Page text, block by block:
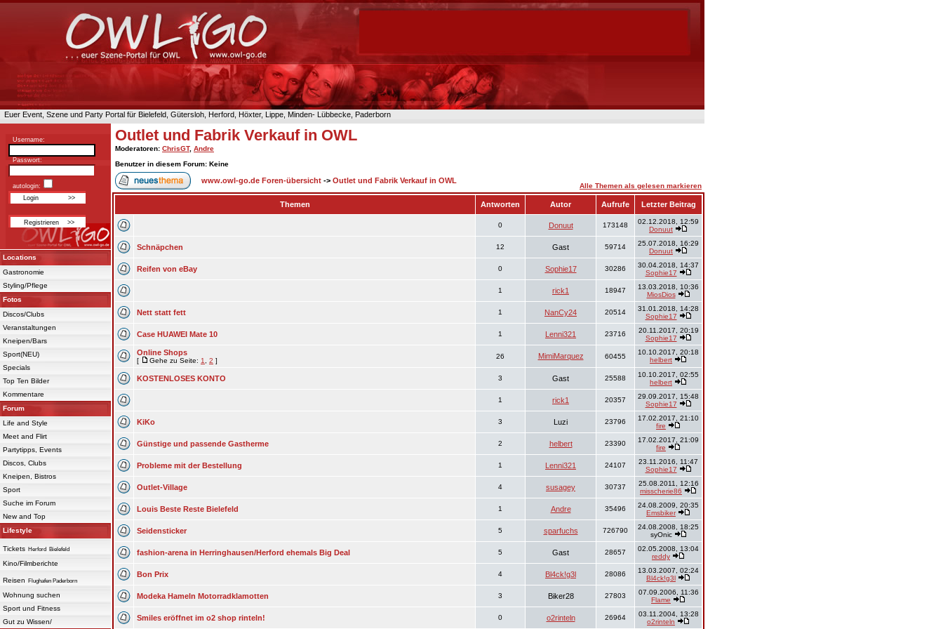
Euer Event, Szene und Party Portal für Bielefeld, Gütersloh, Herford, Höxter, Lippe, Minden- Lübbecke, Paderborn
Username:
Passwort:
autologin:
Locations
Gastronomie
Styling/Pflege
Fotos
Discos/Clubs
Veranstaltungen
Kneipen/Bars
Sport(NEU)
Specials
Top Ten Bilder
Kommentare
Forum
Life and Style
Meet and Flirt
Partytipps, Events
Discos, Clubs
Kneipen, Bistros
Sport
Suche im Forum
New and Top
Lifestyle
Tickets Herford Bielefeld
Kino/Filmberichte
Reisen Flughafen Paderborn
Wohnung suchen
Sport und Fitness
Gut zu Wissen/
Outlet und Fabrik Verkauf in OWL
Moderatoren: ChrisGT, Andre
Benutzer in diesem Forum: Keine
www.owl-go.de Foren-übersicht -> Outlet und Fabrik Verkauf in OWL
Alle Themen als gelesen markieren
Themen Antworten Autor Aufrufe Letzter Beitrag
0 Donuut 173148
02.12.2018, 12:59
Donuut
Schnäpchen 12 Gast 59714
25.07.2018, 16:29
Donuut
Reifen von eBay 0 Sophie17 30286
30.04.2018, 14:37
Sophie17
1 rick1 18947
13.03.2018, 10:36
MiosDios
Nett statt fett 1 NanCy24 20514
31.01.2018, 14:28
Sophie17
Case HUAWEI Mate 10 1 Lenni321 23716
20.11.2017, 20:19
Sophie17
Online Shops
[ Gehe zu Seite: 1 2 ]
26 MimiMarquez 60455
10.10.2017, 20:18
helbert
KOSTENLOSES KONTO 3 Gast 25588
10.10.2017, 02:55
helbert
1 rick1 20357
29.09.2017, 15:48
Sophie17
KiKo 3 Luzi 23796
17.02.2017, 21:10
fire
Günstige und passende Gastherme 2 helbert 23390
17.02.2017, 21:09
fire
Probleme mit der Bestellung 1 Lenni321 24107
23.11.2016, 11:47
Sophie17
Outlet-Village 4 susagey 30737
25.08.2011, 12:16
misscherie86
Louis Beste Reste Bielefeld 1 Andre 35496
24.08.2009, 20:35
Emsbiker
Seidensticker 5 sparfuchs 726790
24.08.2008, 18:25
syOnic
fashion-arena in Herringhausen/Herford ehemals Big Deal 5 Gast 28657
02.05.2008, 13:04
reddy
Bon Prix 4 Bl4ck!g3l 28086
13.03.2007, 02:24
Bl4ck!g3l
Modeka Hameln Motorradklamotten 3 Biker28 27803
07.09.2006, 11:36
Flame
Smiles eröffnet im o2 shop rinteln! 0 o2rinteln 26964
03.11.2004, 13:28
o2rinteln